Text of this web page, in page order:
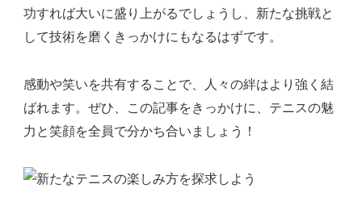
功すれば大いに盛り上がるでしょうし、新たな挑戦と
して技術を磨くきっかけにもなるはずです。
感動や笑いを共有することで、人々の絆はより強く結
ばれます。ぜひ、この記事をきっかけに、テニスの魅
力と笑顔を全員で分かち合いましょう！